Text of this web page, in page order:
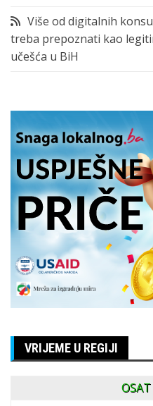
Više od digitalnih
treba prepoznati kao
učešća u BiH
VRIJEME U REGIJI